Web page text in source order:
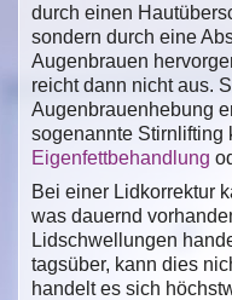
durch einen
sondern durch eine
Augenbrauen
reicht dann nicht aus.
Augenbrauenhebung
sogenannte Stirnlifting
Eigenfettbehandlung
Bei einer Lidkorrektur
was dauernd
Lidschwellungen
tagsüber, kann dies
handelt es sich